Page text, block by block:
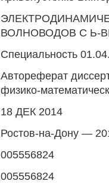
ВОЛНОВОДОВ С Ь-
Специальность
Автореферат
физико-
18 ДЕК 2014
Ростов-на-Дону —
005556824
005556824